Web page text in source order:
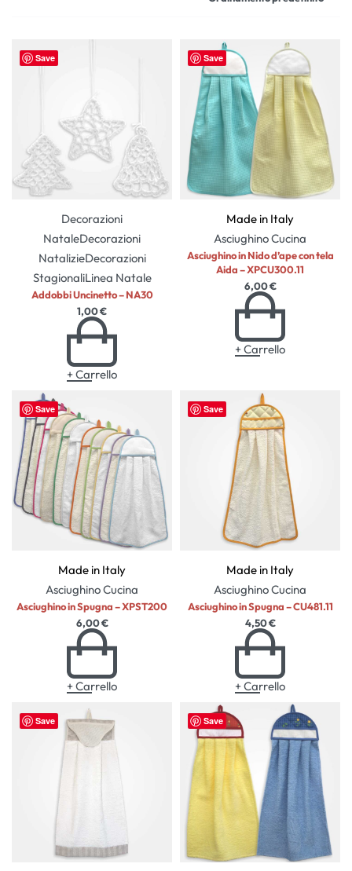
Save
Decorazioni
NataleDecorazioni
NatalizieDecorazioni
StagionaliLinea Natale
Addobbi Uncinetto – NA30
1,00€
+ Carrello
Save
Made in Italy
AsciughinoCucina
Asciughino in Nido d’ape con tela
Aida – XPCU300.11
6,00€
+ Carrello
Save
Made in Italy
AsciughinoCucina
Asciughino in Spugna – XPST200
6,00€
+ Carrello
Save
Made in Italy
AsciughinoCucina
Asciughino in Spugna – CU481.11
4,50€
+ Carrello
Save Save